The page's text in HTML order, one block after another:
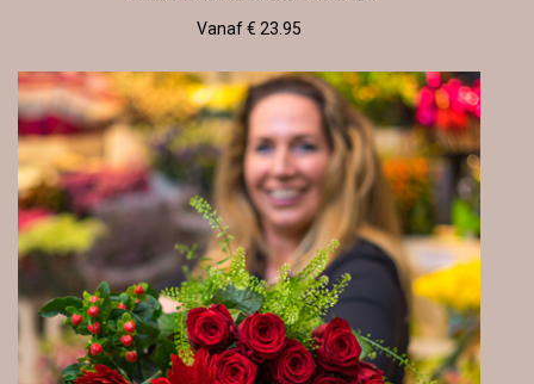
Vanaf € 23.95